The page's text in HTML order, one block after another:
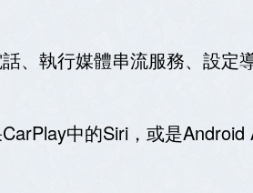
、執行媒體串流服務、設定
中的Siri，或是